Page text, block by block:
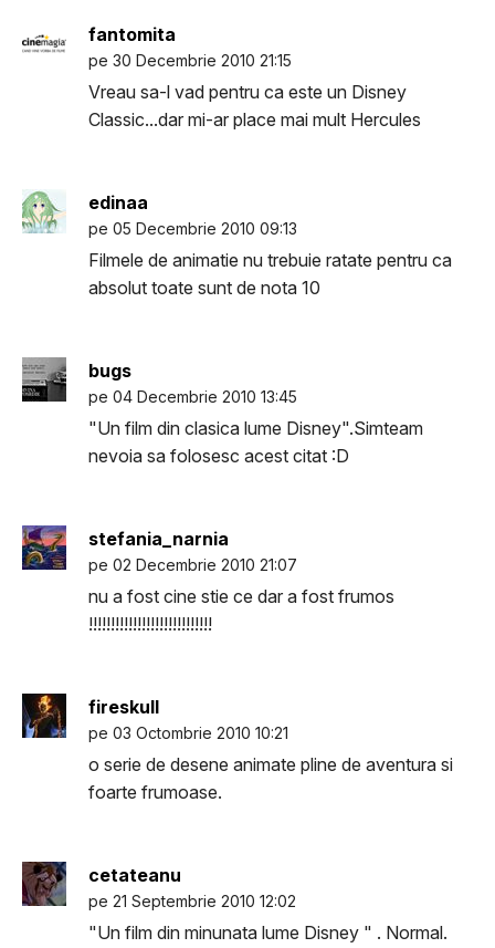
fantomita
pe 30 Decembrie 2010 21:15
Vreau sa-l vad pentru ca este un Disney
Classic...dar mi-ar place mai mult Hercules
edinaa
pe 05 Decembrie 2010 09:13
Filmele de animatie nu trebuie ratate pentru ca
absolut toate sunt de nota 10
bugs
pe 04 Decembrie 2010 13:45
"Un film din clasica lume Disney".Simteam
nevoia sa folosesc acest citat :D
stefania_narnia
pe 02 Decembrie 2010 21:07
nu a fost cine stie ce dar a fost frumos
!!!!!!!!!!!!!!!!!!!!!!!!!!!!
fireskull
pe 03 Octombrie 2010 10:21
o serie de desene animate pline de aventura si
foarte frumoase.
cetateanu
pe 21 Septembrie 2010 12:02
"Un film din minunata lume Disney " . Normal.